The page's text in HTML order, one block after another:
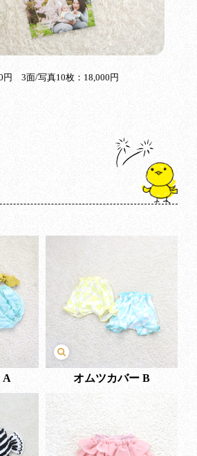
円 3面/写真10枚：18,000円
A オムツカバー B